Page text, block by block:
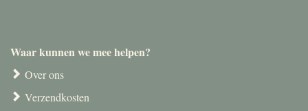
Waar kunnen we mee helpen?
Over ons
Verzendkosten